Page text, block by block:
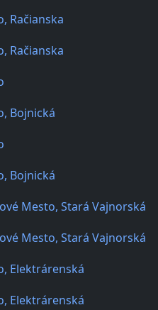
Račianska
Račianska
Bojnická
Bojnická
Mesto, Stará Vajnorská
Mesto, Stará Vajnorská
Elektrárenská
Elektrárenská